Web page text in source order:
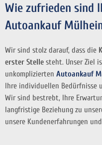
Wie zufrieden sind
Autoankauf
Wir sind stolz darauf, dass die
erster Stelle steht. Unser Ziel
unkomplizierten Autoankauf
Ihre individuellen Bedürfnisse
Wir sind bestrebt, Ihre
langfristige Beziehung zu
unsere Kundenerfahrungen